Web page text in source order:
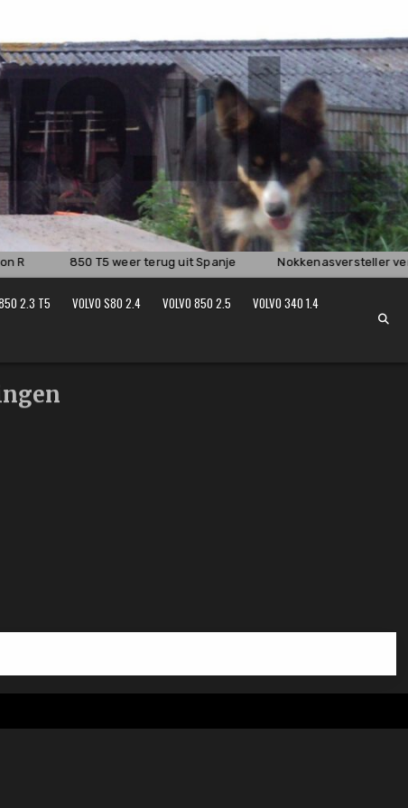
850 T5 weer terug uit Spanje Nokkenasversteller
2.3 T5 VOLVO S80 2.4 VOLVO 850 2.5
VOLVO 340 1.4